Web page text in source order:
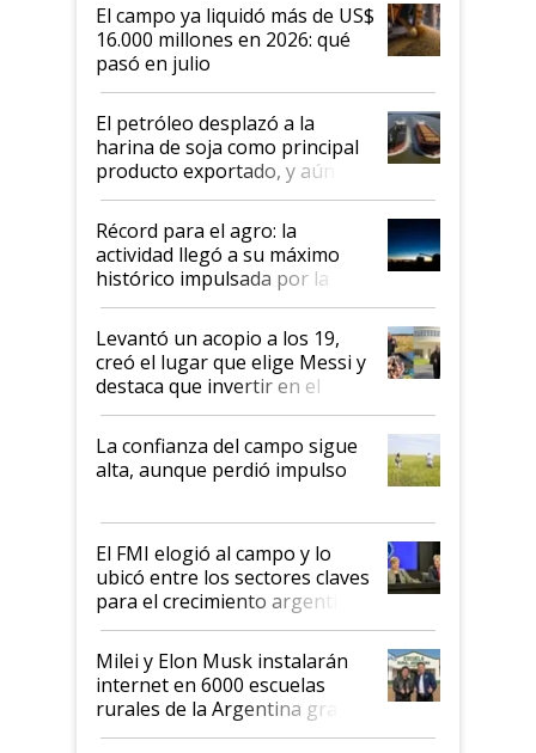
El campo ya liquidó más de US$
16.000 millones en 2026: qué
pasó en julio
El petróleo desplazó a la
harina de soja como principal
producto exportado, y aún así
el agro aportó casi seis de cada
diez dólares y sostuvo el
liderazgo en un semestre
récord
Récord para el agro: la
actividad llegó a su máximo
histórico impulsada por la
cosecha y las exportaciones
Levantó un acopio a los 19,
creó el lugar que elige Messi y
destaca que invertir en el
kirchnerismo era como "darle
plata a un hijo para droga":
Juan Félix Rossetti, el libertario
que de una dura crisis salió
de Milei
La confianza del campo sigue
alta, aunque perdió impulso
El FMI elogió al campo y lo
ubicó entre los sectores claves
para el crecimiento argentino
Milei y Elon Musk instalarán
internet en 6000 escuelas
rurales de la Argentina gracias
a un acuerdo con Starlink